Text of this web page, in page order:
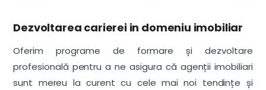
Dezvoltarea carierei in domeniu imobiliar
Oferim programe de formare și dezvoltare
profesională pentru a ne asigura că agenții imobiliari
sunt mereu la curent cu cele mai noi tendințe și